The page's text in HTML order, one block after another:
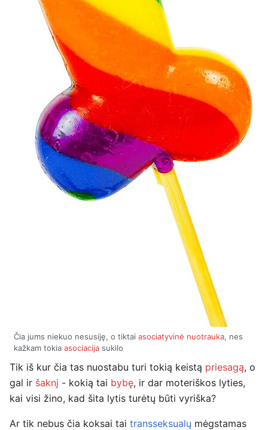
Čia jums niekuo nesusiję, o tiktai asociatyvinė nuotrauka, nes
kažkam tokia asociacija sukilo
Tik iš kur čia tas nuostabu turi tokią keistą priesagą, o
gal ir šaknį - kokią tai bybę, ir dar moteriškos lyties,
kai visi žino, kad šita lytis turėtų būti vyriška?
Ar tik nebus čia koksai tai transseksualų mėgstamas